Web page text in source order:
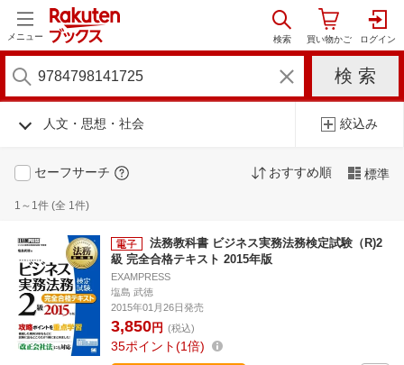
メニュー
人文・思想・社会 絞込み
セーフサーチ おすすめ順 標準
1～1件 (全 1件)
法務教科書 ビジネス実務法務検定試験（R)2
級 完全合格テキスト 2015年版
EXAMPRESS
塩島 武徳
2015年01月26日発売
3,850円 (税込)
35ポイント 1倍